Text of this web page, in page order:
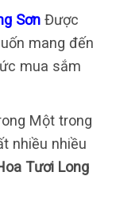
Sơn Được
mang đến
mua sắm
Một trong
nhiều nhiều
Tươi Long